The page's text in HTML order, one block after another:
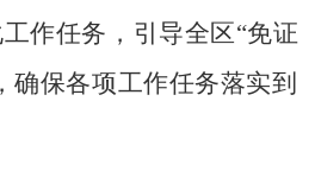
作任务，引导全区“免证
确保各项工作任务落实到